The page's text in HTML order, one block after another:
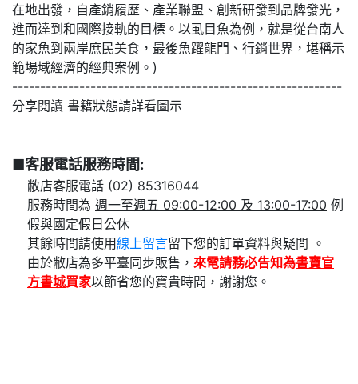
在地出發，自產銷履歷、產業聯盟、創新研發到品牌發光，
進而達到和國際接軌的目標。以虱目魚為例，就是從台南人
的家魚到兩岸庶民美食，最後魚躍龍門、行銷世界，堪稱示
範場域經濟的經典案例。)
-----------------------------------------------------------
分享閱讀 書籍狀態請詳看圖示
■客服電話服務時間:
敝店客服電話 (02) 85316044
服務時間為 週一至週五 09:00-12:00 及 13:00-17:00 例
假與國定假日公休
其餘時間請使用線上留言
留下您的訂單資料與疑問 。
由於敝店為多平臺同步販售， 來電請務必告知為書寶官
方書城買家以節省您的寶貴時間，謝謝您。